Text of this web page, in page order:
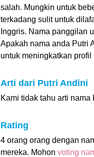
salah. Mungkin untuk
terkadang sulit untuk
Inggris. Nama panggilan
Apakah nama anda Putri
untuk meningkatkan profil
Arti dari Putri Andini
Kami tidak tahu arti nama
Rating
4 orang orang dengan
mereka. Mohon voting